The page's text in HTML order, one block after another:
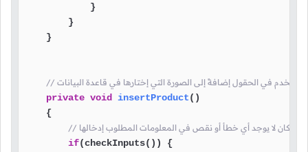
            }
        }
    }
private void insertProduct()
    {
و كان لا يوجد أي خطأ أو نقص في المعلومات المطلوب إدخالها
if(checkInputs()) {